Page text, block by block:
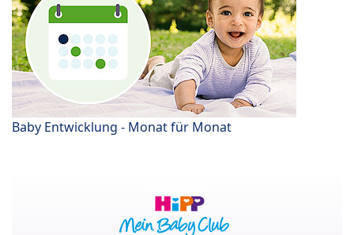
Baby Entwicklung - Monat für Monat